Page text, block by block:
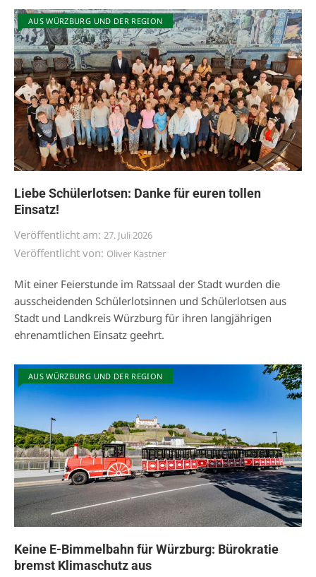
AUS WÜRZBURG UND DER REGION
Liebe Schülerlotsen: Danke für euren tollen
Einsatz!
Veröffentlicht am: 27. Juli 2026
Veröffentlicht von: Oliver Kastner
Mit einer Feierstunde im Ratssaal der Stadt wurden die
ausscheidenden Schülerlotsinnen und Schülerlotsen aus
Stadt und Landkreis Würzburg für ihren langjährigen
ehrenamtlichen Einsatz geehrt.
AUS WÜRZBURG UND DER REGION
Keine E-Bimmelbahn für Würzburg: Bürokratie
bremst Klimaschutz aus